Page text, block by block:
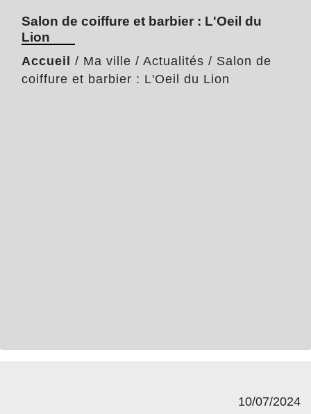
Salon de coiffure et barbier : L'Oeil du
Lion
Accueil / Ma ville / Actualités / Salon de
coiffure et barbier : L'Oeil du Lion
10/07/2024